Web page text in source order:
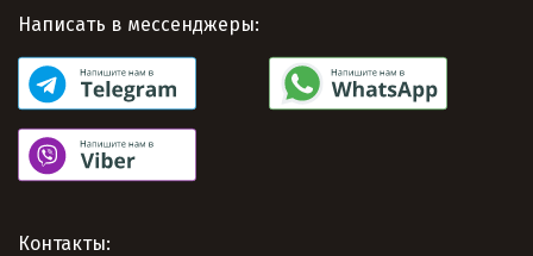
Написать в мессенджеры:
Контакты: